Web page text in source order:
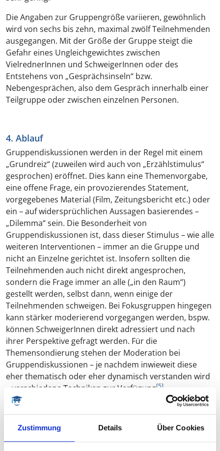
Zustimmung Details Über Cookies
Die Angaben zur Gruppengröße variieren, gewöhnlich
wird von sechs bis zehn, maximal zwölf Teilnehmenden
ausgegangen. Mit der Größe der Gruppe steigt die
Gefahr eines Ungleichgewichtes zwischen
VielrednerInnen und SchweigerInnen oder des
Entstehens von „Gesprächsinseln“ bzw.
Nebengesprächen, also dem Gespräch innerhalb einer
Teilgruppe oder zwischen einzelnen Personen.
4. Ablauf
Gruppendiskussionen werden in der Regel mit einem
„Grundreiz“ (zuweilen wird auch von „Erzählstimulus“
gesprochen) eröffnet. Dies kann eine Themenvorgabe,
eine offene Frage, ein provozierendes Statement,
vorgegebenes Material (Film, Zeitungsbericht etc.) oder
ein – auf widersprüchlichen Aussagen basierendes –
„Dilemma“ sein. Die Besonderheit von
Gruppendiskussionen ist, dass dieser Stimulus – wie alle
weiteren Interventionen – immer an die Gruppe und
nicht an Einzelne gerichtet ist. Insofern sollten die
Teilnehmenden auch nicht direkt angesprochen,
sondern die Frage immer an alle („in den Raum“)
gestellt werden, selbst dann, wenn einige der
Teilnehmenden schweigen. Bei Fokusgruppen hingegen
kann stärker moderierend vorgegangen werden, bspw.
können SchweigerInnen direkt adressiert und nach
ihrer Perspektive gefragt werden. Für die
Themensondierung stehen der Moderation bei
Gruppendiskussionen – je nachdem inwieweit diese
eher thematisch oder eher dynamisch verstanden wird
– verschiedene Techniken zur Verfügung[5]
Dies sind insbesondere das Fragen nach dem
oder Gruppenmeinung handelt), die Rekapitulation
(Zusammenfassung von Diskussionssträngen), das